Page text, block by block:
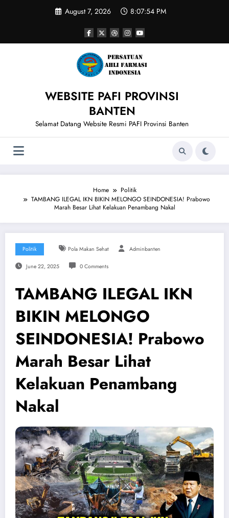
August 7, 2026 8:07:54 PM
WEBSITE PAFI PROVINSI
BANTEN
Selamat Datang Website Resmi PAFI Provinsi Banten
Home
Politik
TAMBANG ILEGAL IKN BIKIN MELONGO SEINDONESIA! Prabowo
Marah Besar Lihat Kelakuan Penambang Nakal
Politik Pola Makan Sehat Adminbanten
June 22, 2025 0 Comments
TAMBANG ILEGAL IKN
BIKIN MELONGO
SEINDONESIA! Prabowo
Marah Besar Lihat
Kelakuan Penambang
Nakal